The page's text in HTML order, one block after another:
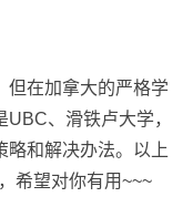
但在加拿大的严格学
、滑铁卢大学，
略和解决办法。以上
希望对你有用~~~